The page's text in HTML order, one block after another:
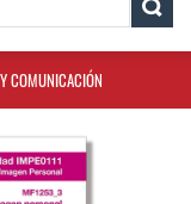
COMUNICACIÓN